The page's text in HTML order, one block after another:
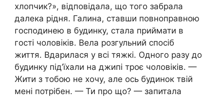
хлопчик?», відповідала, що того забрала
далека рідня. Галина, ставши повноправною
господинею в будинку, стала приймати в
гості чоловіків. Вела розгульний спосіб
життя. Вдарилася у всі тяжкі. Одного разу до
будинку під’їхали на джипі троє чоловіків. —
Жити з тобою не хочу, але ось будинок твій
мені потрібен. — Ти про що? — запитала